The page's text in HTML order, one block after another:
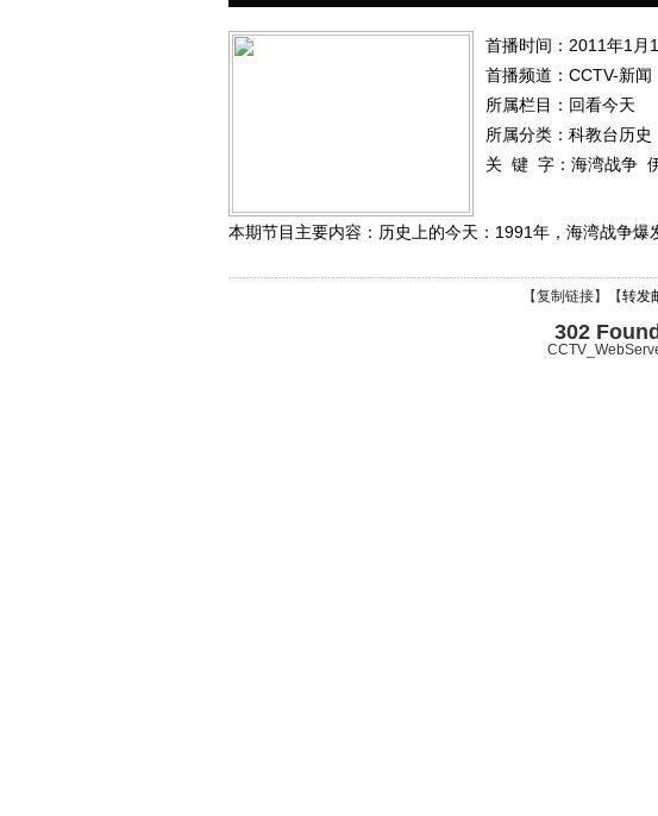
首播时间：2011年1月
首播频道： CCTV-新闻
所属栏目： 回看今天
所属分类：科教台历史
关 键 字： 海湾战争
本期节目主要内容：历史上的今天：1991年，海湾战争爆
【复制链接】【转发
302 Found